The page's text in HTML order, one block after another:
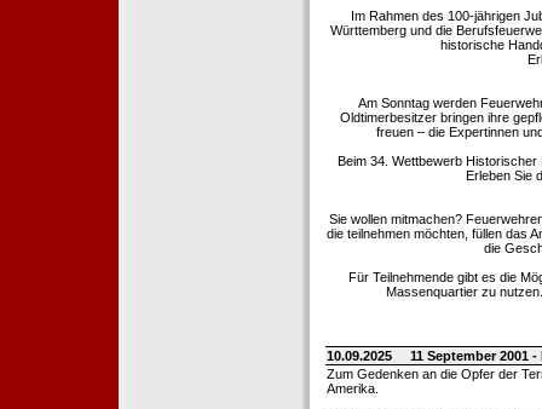
Im Rahmen des 100-jährigen
Württemberg und die
historische
Am Sonntag werden
Oldtimerbesitzer bringen ihre
freuen – die Expertinnen
Beim 34. Wettbewerb
Erleben Sie
Sie wollen mitmachen?
die teilnehmen möchten, füllen das
die
Für Teilnehmende gibt es die
Massenquartier zu
10.09.2025
11 September 2001
Zum Gedenken an die Opfer der
Amerika.